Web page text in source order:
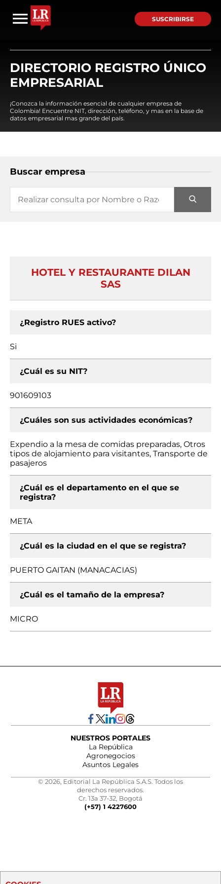
SUSCRIBIRSE
DIRECTORIO REGISTRO ÚNICO
EMPRESARIAL
¡Conozca la información esencial de cualquier empresa de
Colombia! Encuentre NIT, dirección, teléfono, y mas en la base de
datos empresarial mas grande del país.
Buscar empresa
HOTEL Y RESTAURANTE DILAN
SAS
¿Registro RUES activo?
Si
¿Cuál es su NIT?
901609103
¿Cuáles son sus actividades económicas?
Expendio a la mesa de comidas preparadas, Otros
tipos de alojamiento para visitantes, Transporte de
pasajeros
¿Cuál es el departamento en el que se
registra?
META
¿Cuál es la ciudad en el que se registra?
PUERTO GAITAN (MANACACIAS)
¿Cuál es el tamaño de la empresa?
MICRO
NUESTROS PORTALES
La República
Agronegocios
Asuntos Legales
© 2026, Editorial La República S.A.S. Todos los
derechos reservados.
Cr. 13a 37-32, Bogotá
(+57) 1 4227600